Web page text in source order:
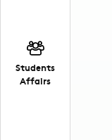
Students
Affairs